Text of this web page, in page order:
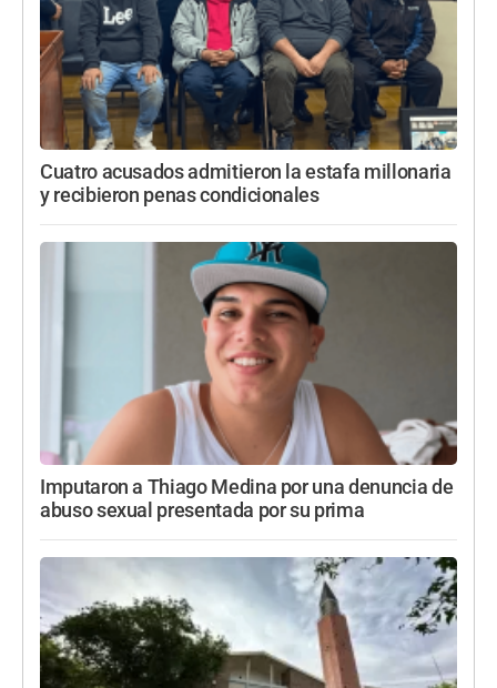
Cuatro acusados admitieron la estafa millonaria
y recibieron penas condicionales
Imputaron a Thiago Medina por una denuncia de
abuso sexual presentada por su prima